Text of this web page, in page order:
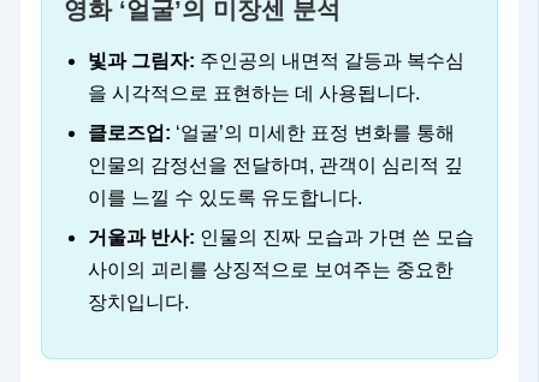
영화 ‘얼굴’의 미장센 분석
빛과 그림자: 주인공의 내면적 갈등과 복수심
을 시각적으로 표현하는 데 사용됩니다.
클로즈업: ‘얼굴’의 미세한 표정 변화를 통해
인물의 감정선을 전달하며, 관객이 심리적 깊
이를 느낄 수 있도록 유도합니다.
거울과 반사: 인물의 진짜 모습과 가면 쓴 모습
사이의 괴리를 상징적으로 보여주는 중요한
장치입니다.